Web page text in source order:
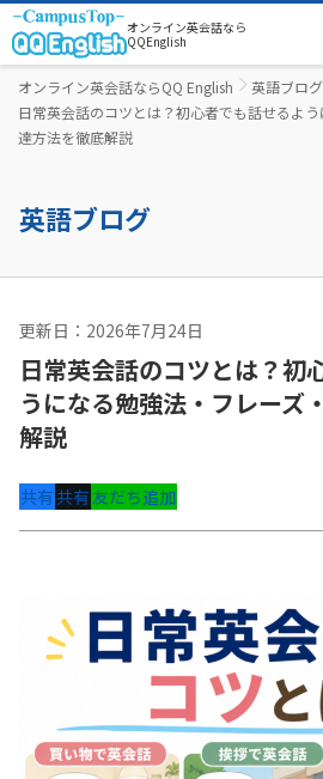
オンライン英会話なら
QQEnglish
オンライン英会話ならQQ English
英語ブログ
日常英会話のコツとは？初心者でも話せるよ
達方法を徹底解説
英語ブログ
更新日：2026年7月24日
日常英会話のコツとは？初
うになる勉強法・フレーズ
解説
共有共有友だち追加